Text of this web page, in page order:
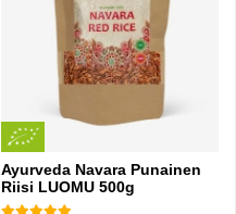
Ayurveda Navara Punainen
Riisi LUOMU 500g